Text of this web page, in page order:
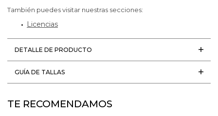
También puedes visitar nuestras secciones:
Licencias
DETALLE DE PRODUCTO
GUÍA DE TALLAS
TE RECOMENDAMOS